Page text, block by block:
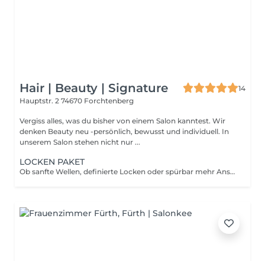
Hair | Beauty | Signature
14
Hauptstr. 2 74670 Forchtenberg
Vergiss alles, was du bisher von einem Salon kanntest. Wir
denken Beauty neu -persönlich, bewusst und individuell. In
unserem Salon stehen nicht nur ...
LOCKEN PAKET
Ob sanfte Wellen, definierte Locken oder spürbar mehr Ansatzvolumen – mit modernen Umformungstechniken geben wir deinem Haar die Struktur, die es braucht, um lebendig und tragbar zu wirken. Dein Wunschlook wird individuell auf Haartyp, Haarlänge und Pflegeverhalten abgestimmt. Kein starres Ergebnis, sondern Bewegung, die natürlich aussieht und zu dir passt. Das Beste: Dein Haar behält Form und Fülle – ohne dass du jeden Morgen lange stylen musst. Für Frauen, die ihre Haarstruktur unterstreichen oder neu entdecken wollen. Lebendigkeit mit Substanz – und ein Look, der bleibt.